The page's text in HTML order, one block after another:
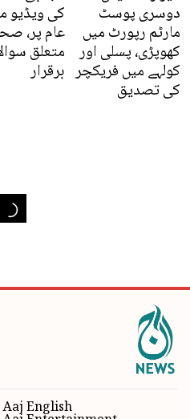
دوسری پوسٹ
مارٹم رپورٹ میں
کھوپڑی، پسلی اور
کولہے میں فریکچر
کی تصدیق
کی ویڈیو
عام پر،
متعلق
برقرار
Aaj English